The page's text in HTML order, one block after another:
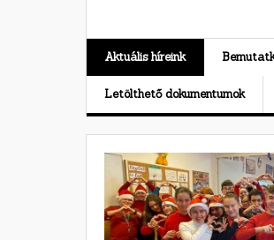
Aktuális híreink
Letölthető dokumentumok